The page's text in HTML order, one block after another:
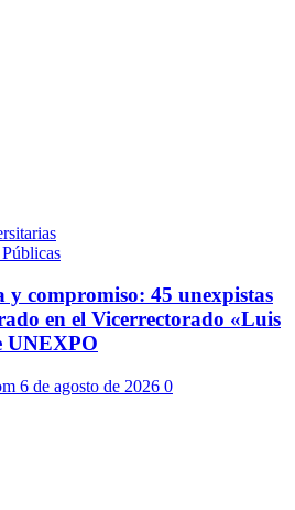
y compromiso: 45 unexpistas
en el Vicerrectorado «Luis
UNEXPO
6 de agosto de 2026 0